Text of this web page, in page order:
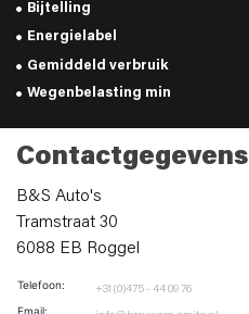
Bijtelling
Energielabel
Gemiddeld verbruik
Wegenbelasting min
Contactgegevens
B&S Auto's
Tramstraat 30
6088 EB Roggel
Telefoon: +31 (0)475 - 44 09 76
Email: